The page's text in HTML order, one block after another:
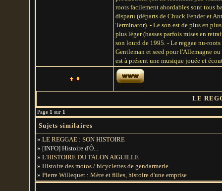
roots facilement abordables sont tous
disparu (départs de Chuck Fender et
Terminator). - Le son est de plus en
plus léger (basses parfois mises en
son lourd de 1995. - Le reggae nu-
Gentleman et seed pour l'Allemagne
est à présent une musique jouée et
LE
Page 1 sur 1
Sujets similaires
» LE REGGAE : SON HISTOIRE
» [INFO] Histoire d'Ô...
» L'HISTOIRE DU TALON AIGUILLE
» Histoire des motos / bicyclettes de gendarmerie
» Pierre Willequet : Mère et filles, histoire d'une emprise